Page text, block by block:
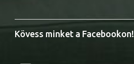
Kövess minket a Facebookon!